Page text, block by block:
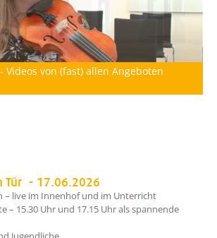
von (fast) allen Angeboten
Tür - 17.06.2026
– live im Innenhof und im Unterricht
– 15.30 Uhr und 17.15 Uhr als spannende